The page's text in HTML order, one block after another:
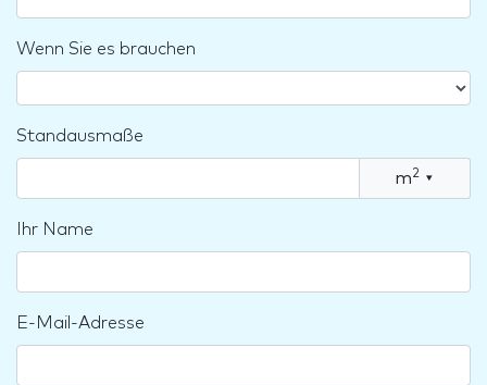
Wenn Sie es brauchen
Standausmaße
m2 ▾
Ihr Name
E-Mail-Adresse